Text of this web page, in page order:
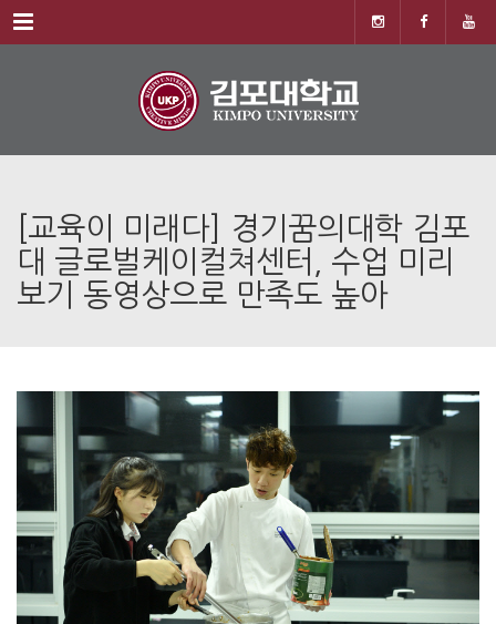
Menu
[교육이 미래다] 경기꿈의대학 김포
대 글로벌케이컬쳐센터, 수업 미리
보기 동영상으로 만족도 높아